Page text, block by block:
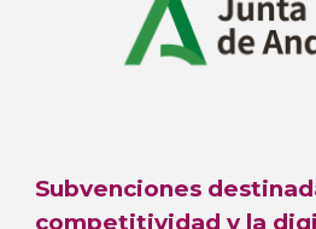
Subvenciones
competitividad y la